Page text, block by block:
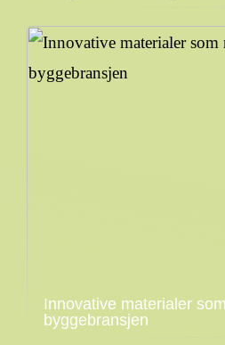
Innovative materialer
byggebransjen